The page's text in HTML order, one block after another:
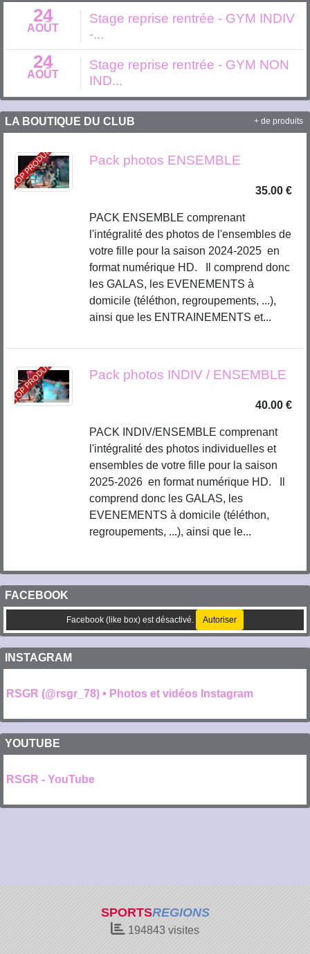
24
AOÛT
Stage reprise rentrée - GYM INDIV
-...
24
AOÛT
Stage reprise rentrée - GYM NON
IND...
LA BOUTIQUE DU CLUB
TOP PRODUIT Pack photos ENSEMBLE
35.00 €
PACK ENSEMBLE comprenant
l'intégralité des photos de l'ensembles de
votre fille pour la saison 2024-2025 en
format numérique HD. Il comprend donc
les GALAS, les EVENEMENTS à
domicile (téléthon, regroupements, ...),
ainsi que les ENTRAINEMENTS et...
TOP PRODUIT Pack photos INDIV / ENSEMBLE
40.00 €
PACK INDIV/ENSEMBLE comprenant
l'intégralité des photos individuelles et
ensembles de votre fille pour la saison
2025-2026 en format numérique HD. Il
comprend donc les GALAS, les
EVENEMENTS à domicile (téléthon,
regroupements, ...), ainsi que le...
+ de produits
FACEBOOK
Facebook (like box) est désactivé. Autoriser
INSTAGRAM
RSGR (@rsgr_78) • Photos et vidéos Instagram
YOUTUBE
RSGR - YouTube
SPORTSREGIONS
194843 visites